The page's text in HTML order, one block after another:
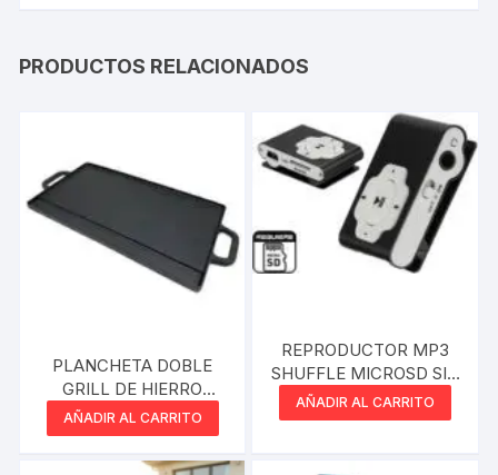
PRODUCTOS RELACIONADOS
PLANCHETA DOBLE
GRILL DE HIERRO
42,5CM VONNE
CCN063
AÑADIR AL CARRITO
REPRODUCTOR MP3
SHUFFLE MICROSD SIN
MEMORIA SIN DISPLAY
– NO INCLUYE CABLE
AÑADIR AL CARRITO